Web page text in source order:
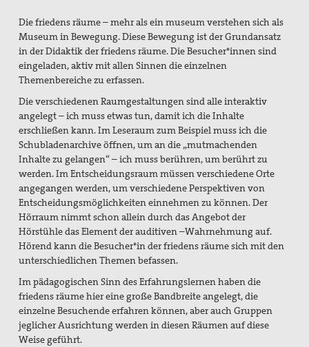
Aktion Aufschrei
Den Staat Palästina anerkennen!
Begleitung bei Gewissensfragen zum neuen Wehrdienst,
KDV Beratung
friedens räume
Leitungsteam
Ehrenamtliche
Pädagogisches Konzept
Publikationen
Blickpunkt
Erklärungen
Die friedens räume – mehr als ein museum verstehen sich als
Museum in Bewegung. Diese Bewegung ist der Grundansatz
in der Didaktik der friedens räume. Die Besucher*innen sind
eingeladen, aktiv mit allen Sinnen die einzelnen
Themenbereiche zu erfassen.
Die verschiedenen Raumgestaltungen sind alle interaktiv
angelegt – ich muss etwas tun, damit ich die Inhalte
erschließen kann. Im Leseraum zum Beispiel muss ich die
Schubladenarchive öffnen, um an die „mutmachenden
Inhalte zu gelangen“ – ich muss berühren, um berührt zu
werden. Im Entscheidungsraum müssen verschiedene Orte
angegangen werden, um verschiedene Perspektiven von
Entscheidungsmöglichkeiten einnehmen zu können. Der
Hörraum nimmt schon allein durch das Angebot der
Hörstühle das Element der auditiven –Wahrnehmung auf.
Hörend kann die Besucher*in der friedens räume sich mit den
unterschiedlichen Themen befassen.
Im pädagogischen Sinn des Erfahrungslernen haben die
friedens räume hier eine große Bandbreite angelegt, die
einzelne Besuchende erfahren können, aber auch Gruppen
jeglicher Ausrichtung werden in diesen Räumen auf diese
Weise geführt.